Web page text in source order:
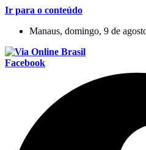
Ir para o conteúdo
Manaus, domingo, 9 de
Facebook